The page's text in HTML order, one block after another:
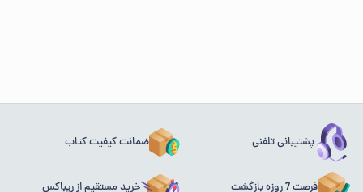
پشتیبانی تلفنی ضمانت کیفیت کتاب
فرصت 7 روزه بازگشت خرید مستقیم از ریباکس